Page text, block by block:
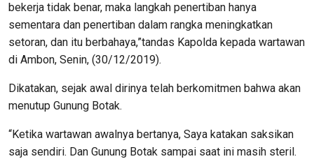
bekerja tidak benar, maka langkah penertiban hanya
sementara dan penertiban dalam rangka meningkatkan
setoran, dan itu berbahaya,”tandas Kapolda kepada wartawan
di Ambon, Senin, (30/12/2019).
Dikatakan, sejak awal dirinya telah berkomitmen bahwa akan
menutup Gunung Botak.
“Ketika wartawan awalnya bertanya, Saya katakan saksikan
saja sendiri. Dan Gunung Botak sampai saat ini masih steril.